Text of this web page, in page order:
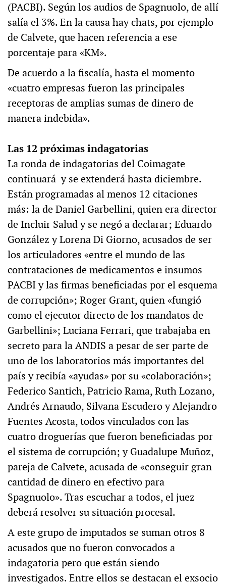
(PACBI). Según los audios de Spagnuolo, de allí
salía el 3%. En la causa hay chats, por ejemplo
de Calvete, que hacen referencia a ese
porcentaje para «KM».
De acuerdo a la fiscalía, hasta el momento
«cuatro empresas fueron las principales
receptoras de amplias sumas de dinero de
manera indebida».
Las 12 próximas indagatorias
La ronda de indagatorias del Coimagate
continuará y se extenderá hasta diciembre.
Están programadas al menos 12 citaciones
más: la de Daniel Garbellini, quien era director
de Incluir Salud y se negó a declarar; Eduardo
González y Lorena Di Giorno, acusados de ser
los articuladores «entre el mundo de las
contrataciones de medicamentos e insumos
PACBI y las firmas beneficiadas por el esquema
de corrupción»; Roger Grant, quien «fungió
como el ejecutor directo de los mandatos de
Garbellini»; Luciana Ferrari, que trabajaba en
secreto para la ANDIS a pesar de ser parte de
uno de los laboratorios más importantes del
país y recibía «ayudas» por su «colaboración»;
Federico Santich, Patricio Rama, Ruth Lozano,
Andrés Arnaudo, Silvana Escudero y Alejandro
Fuentes Acosta, todos vinculados con las
cuatro droguerías que fueron beneficiadas por
el sistema de corrupción; y Guadalupe Muñoz,
pareja de Calvete, acusada de «conseguir gran
cantidad de dinero en efectivo para
Spagnuolo». Tras escuchar a todos, el juez
deberá resolver su situación procesal.
A este grupo de imputados se suman otros 8
acusados que no fueron convocados a
indagatoria pero que están siendo
investigados. Entre ellos se destacan el exsocio